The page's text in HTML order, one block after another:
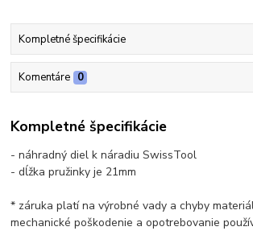
Kompletné špecifikácie
Komentáre 0
Kompletné špecifikácie
- náhradný diel k náradiu SwissTool
- dĺžka pružinky je 21mm
* záruka platí na výrobné vady a chyby
mechanické poškodenie a opotrebovanie